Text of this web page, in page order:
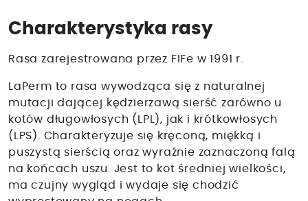
Charakterystyka rasy
Rasa zarejestrowana przez FIFe w 1991 r.
LaPerm to rasa wywodząca się z naturalnej
mutacji dającej kędzierzawą sierść zarówno u
kotów długowłosych (LPL), jak i krótkowłosych
(LPS). Charakteryzuje się kręconą, miękką i
puszystą sierścią oraz wyraźnie zaznaczoną falą
na końcach uszu. Jest to kot średniej wielkości,
ma czujny wygląd i wydaje się chodzić